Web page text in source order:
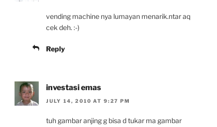
vending machine nya lumayan menarik.ntar aq
cek deh. :-)
Reply
investasi emas
JULY 14, 2010 AT 9:27 PM
tuh gambar anjing g bisa d tukar ma gambar